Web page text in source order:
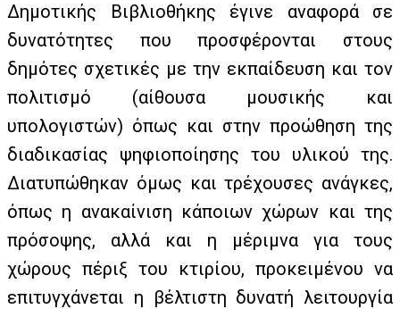
Δημοτικής Βιβλιοθήκης έγινε αναφορά σε
δυνατότητες που προσφέρονται στους
δημότες σχετικές με την εκπαίδευση και τον
πολιτισμό (αίθουσα μουσικής και
υπολογιστών) όπως και στην προώθηση της
διαδικασίας ψηφιοποίησης του υλικού της.
Διατυπώθηκαν όμως και τρέχουσες ανάγκες,
όπως η ανακαίνιση κάποιων χώρων και της
πρόσοψης, αλλά και η μέριμνα για τους
χώρους πέριξ του κτιρίου, προκειμένου να
επιτυγχάνεται η βέλτιστη δυνατή λειτουργία